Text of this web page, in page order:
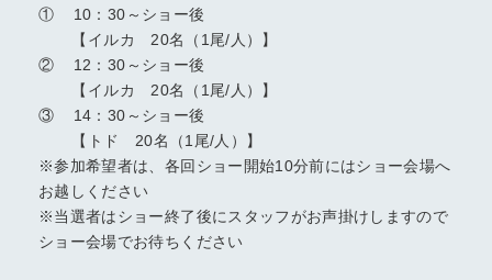
① 10：30～ショー後
【イルカ 20名（1尾/人）】
② 12：30～ショー後
【イルカ 20名（1尾/人）】
③ 14：30～ショー後
【トド 20名（1尾/人）】
※参加希望者は、各回ショー開始10分前にはショー会場へ
お越しください
※当選者はショー終了後にスタッフがお声掛けしますので
ショー会場でお待ちください